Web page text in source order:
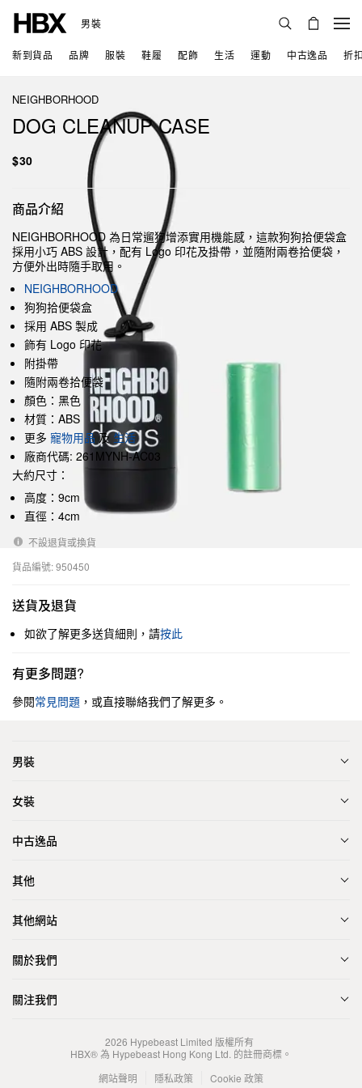
男裝
新到貨品 品牌 服裝 鞋履 配飾 生活 運動 中古逸品 折
NEIGHBORHOOD
DOG CLEANUP CASE
$30
商品介紹
NEIGHBORHOOD 為日常遛狗增添實用機能感，這款狗狗拾便袋盒
採用小巧 ABS 設計，配有 Logo 印花及掛帶，並隨附兩卷拾便袋，
方便外出時隨手取用。
NEIGHBORHOOD
狗狗拾便袋盒
採用 ABS 製成
飾有 Logo 印花
附掛帶
隨附兩卷拾便袋
顏色：黑色
材質：ABS
更多 寵物用品及生活
廠商代碼: 261MYNH-AC03
大約尺寸：
高度：9cm
直徑：4cm
不設退貨或換貨
貨品編號: 950450
送貨及退貨
如欲了解更多送貨細則，請按此
有更多問題?
參閱常見問題 ，或直接聯絡我們了解更多。
男裝
女裝
中古逸品
其他
其他網站
關於我們
關注我們
2026 Hypebeast Limited 版權所有
HBX® 為 Hypebeast Hong Kong Ltd. 的註冊商標。
網站聲明
隱私政策 Cookie 政策